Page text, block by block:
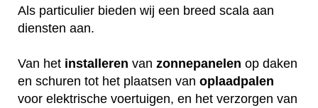
Als particulier bieden wij een breed scala aan
diensten aan.
Van het installeren van zonnepanelen op daken
en schuren tot het plaatsen van oplaadpalen
voor elektrische voertuigen, en het verzorgen van